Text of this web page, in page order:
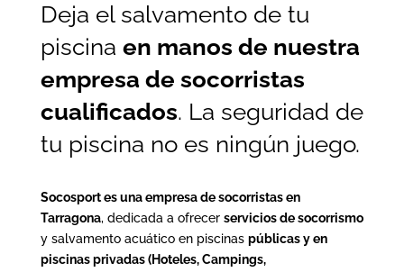
Deja el salvamento de tu
piscina en manos de nuestra
empresa de socorristas
cualificados. La seguridad de
tu piscina no es ningún juego.
Socosport es una empresa de socorristas en
Tarragona, dedicada a ofrecer servicios de socorrismo
y salvamento acuático en piscinas públicas y en
piscinas privadas (Hoteles, Campings,